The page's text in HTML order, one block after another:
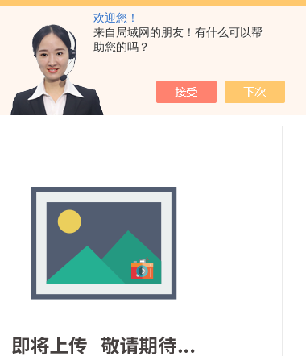
欢迎您！
来自局域网的朋友！有什么可以帮
助您的吗？